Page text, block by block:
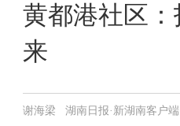
黄都港社区：
来
谢海梁 湖南日报·新湖南客户